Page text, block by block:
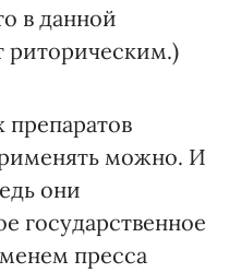
в данной
риторическим.)
можно. И
они
государственное
пресса